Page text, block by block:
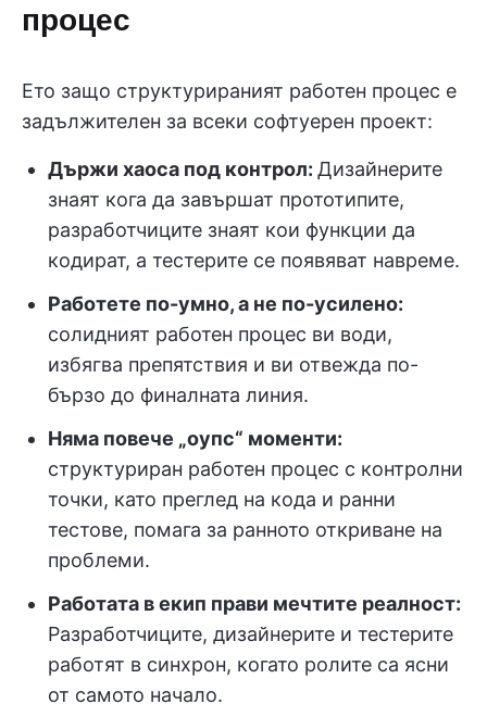
процес
Ето защо структурираният работен процес е
задължителен за всеки софтуерен проект:
Държи хаоса под контрол: Дизайнерите
знаят кога да завършат прототипите,
разработчиците знаят кои функции да
кодират, а тестерите се появяват навреме.
Работете по-умно, а не по-усилено:
солидният работен процес ви води,
избягва препятствия и ви отвежда по-
бързо до финалната линия.
Няма повече „оупс“ моменти:
структуриран работен процес с контролни
точки, като преглед на кода и ранни
тестове, помага за ранното откриване на
проблеми.
Работата в екип прави мечтите реалност:
Разработчиците, дизайнерите и тестерите
работят в синхрон, когато ролите са ясни
от самото начало.